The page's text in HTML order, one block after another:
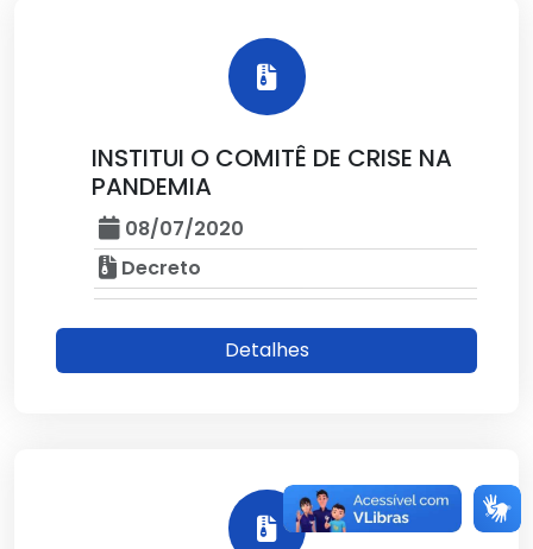
INSTITUI O COMITÊ DE CRISE NA
PANDEMIA
08/07/2020
Decreto
Detalhes